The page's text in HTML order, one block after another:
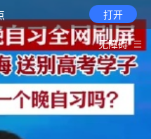
打开
无障碍